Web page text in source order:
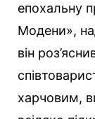
епохальну
Модени»,
він
харчовим,